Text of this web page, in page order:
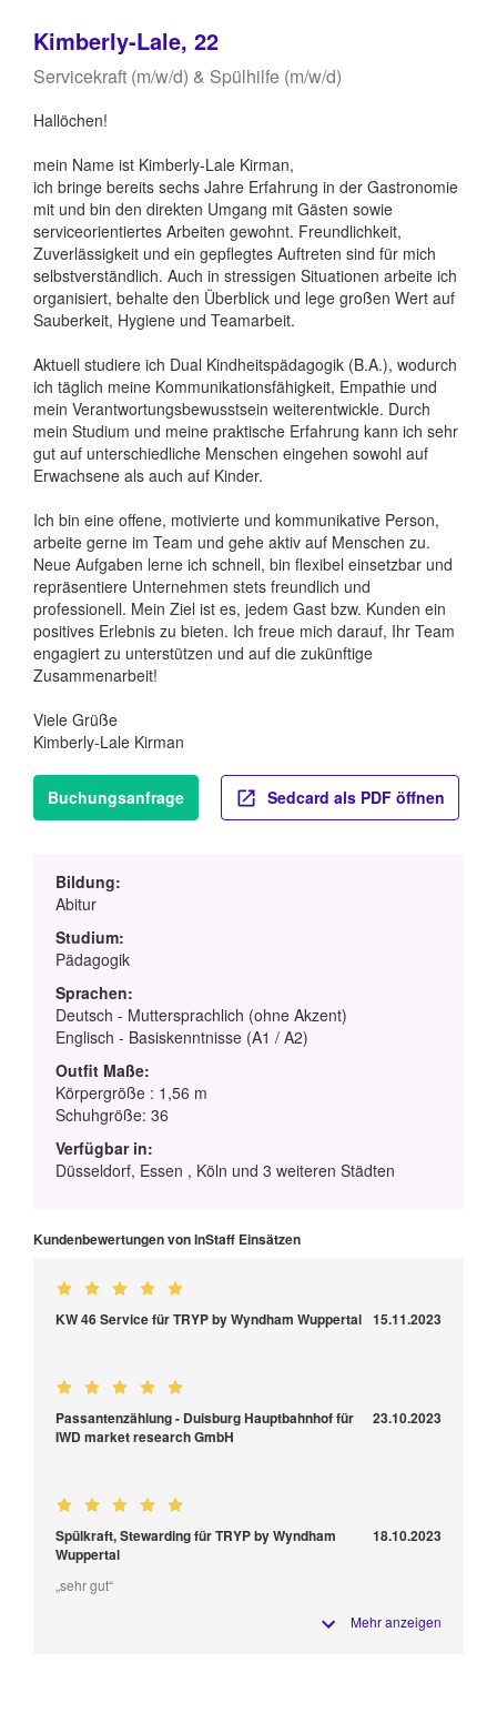
Kimberly-Lale, 22
Servicekraft (m/w/d) & Spülhilfe (m/w/d)
Hallöchen!
mein Name ist Kimberly-Lale Kirman,
ich bringe bereits sechs Jahre Erfahrung in der Gastronomie
mit und bin den direkten Umgang mit Gästen sowie
serviceorientiertes Arbeiten gewohnt. Freundlichkeit,
Zuverlässigkeit und ein gepflegtes Auftreten sind für mich
selbstverständlich. Auch in stressigen Situationen arbeite ich
organisiert, behalte den Überblick und lege großen Wert auf
Sauberkeit, Hygiene und Teamarbeit.
Aktuell studiere ich Dual Kindheitspädagogik (B.A.), wodurch
ich täglich meine Kommunikationsfähigkeit, Empathie und
mein Verantwortungsbewusstsein weiterentwickle. Durch
mein Studium und meine praktische Erfahrung kann ich sehr
gut auf unterschiedliche Menschen eingehen sowohl auf
Erwachsene als auch auf Kinder.
Ich bin eine offene, motivierte und kommunikative Person,
arbeite gerne im Team und gehe aktiv auf Menschen zu.
Neue Aufgaben lerne ich schnell, bin flexibel einsetzbar und
repräsentiere Unternehmen stets freundlich und
professionell. Mein Ziel ist es, jedem Gast bzw. Kunden ein
positives Erlebnis zu bieten. Ich freue mich darauf, Ihr Team
engagiert zu unterstützen und auf die zukünftige
Zusammenarbeit!
Viele Grüße
Kimberly-Lale Kirman
Buchungsanfrage Sedcard als PDF öffnen
Bildung:
Abitur
Studium:
Pädagogik
Sprachen:
Deutsch - Muttersprachlich (ohne Akzent)
Englisch - Basiskenntnisse (A1 / A2)
Outfit Maße:
Körpergröße : 1,56 m
Schuhgröße: 36
Verfügbar in:
Düsseldorf, Essen , Köln und 3 weiteren Städten
Kundenbewertungen von InStaff Einsätzen
KW 46 Service für TRYP by Wyndham Wuppertal 15.11.2023
Passantenzählung - Duisburg Hauptbahnhof für
IWD market research GmbH
23.10.2023
Spülkraft, Stewarding für TRYP by Wyndham
Wuppertal
18.10.2023
„sehr gut“
Mehr anzeigen